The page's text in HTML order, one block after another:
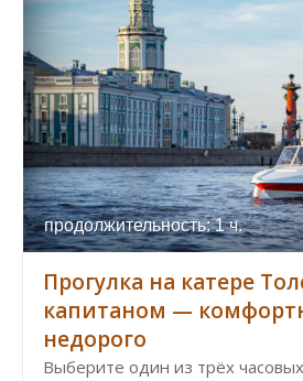
продолжительность: 1 ч.
Прогулка на катере
капитаном —
недорого
Выберите один из трёх